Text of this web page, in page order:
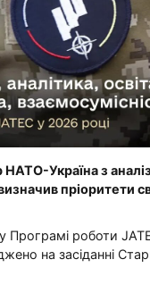
Україна з
пріоритети
Програмі роботи
на засіданні